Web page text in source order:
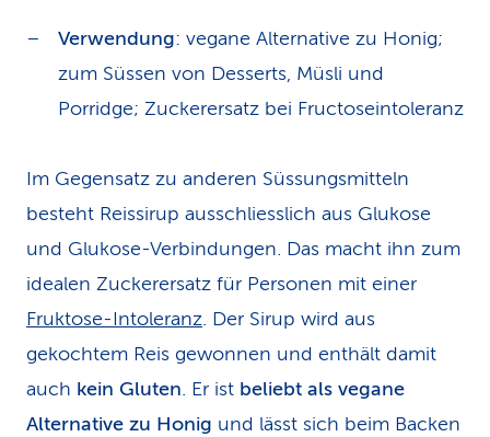
Verwendung: vegane Alternative zu Honig;
zum Süssen von Desserts, Müsli und
Porridge; Zuckerersatz bei Fructoseintoleranz
Im Gegensatz zu anderen Süssungsmitteln
besteht Reissirup ausschliesslich aus Glukose
und Glukose-Verbindungen. Das macht ihn zum
idealen Zuckerersatz für Personen mit einer
Fruktose-Intoleranz. Der Sirup wird aus
gekochtem Reis gewonnen und enthält damit
auch kein Gluten. Er ist beliebt als vegane
Alternative zu Honig und lässt sich beim Backen